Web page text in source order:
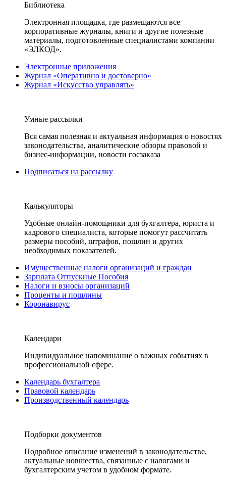
Библиотека
Электронная площадка, где размещаются все
корпоративные журналы, книги и другие полезные
материалы, подготовленные специалистами компании
«ЭЛКОД».
Электронные приложения
Журнал «Оперативно и достоверно»
Журнал «Искусство управлять»
Умные рассылки
Вся самая полезная и актуальная информация о новостях
законодательства, аналитические обзоры правовой и
бизнес-информации, новости госзаказа
Подписаться на рассылку
Калькуляторы
Удобные онлайн-помощники для бухгалтера, юриста и
кадрового специалиста, которые помогут рассчитать
размеры пособий, штрафов, пошлин и других
необходимых показателей.
Имущественные налоги организаций и граждан
Зарплата Отпускные Пособия
Налоги и взносы организаций
Проценты и пошлины
Коронавирус
Календари
Индивидуальное напоминание о важных событиях в
профессиональной сфере.
Календарь бухгалтера
Правовой календарь
Производственный календарь
Подборки документов
Подробное описание изменений в законодательстве,
актуальные новшества, связанные с налогами и
бухгалтерским учетом в удобном формате.